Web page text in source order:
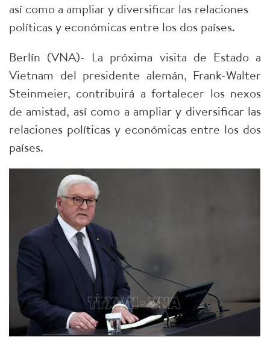
así como a ampliar y diversificar las relaciones
políticas y económicas entre los dos países.
Berlín (VNA)- La próxima visita de Estado a
Vietnam del presidente alemán, Frank-Walter
Steinmeier, contribuirá a fortalecer los nexos
de amistad, así como a ampliar y diversificar las
relaciones políticas y económicas entre los dos
países.